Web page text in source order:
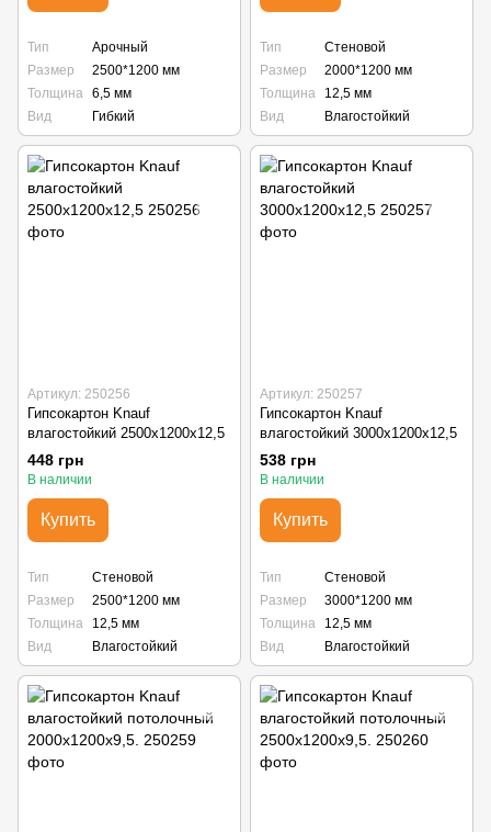
Тип
Арочный
Размер
2500*1200 мм
Толщина 6,5 мм
Вид
Гибкий
Тип
Стеновой
Размер
2000*1200 мм
Толщина
12,5 мм
Вид
Влагостойкий
Артикул: 250256
Гипсокартон Knauf
влагостойкий 2500x1200x12,5
448 грн
В наличии
Купить
Тип
Стеновой
Размер
2500*1200 мм
Толщина
12,5 мм
Вид
Влагостойкий
Артикул: 250257
Гипсокартон Knauf
влагостойкий 3000x1200x12,5
538 грн
В наличии
Купить
Тип
Стеновой
Размер
3000*1200 мм
Толщина
12,5 мм
Вид
Влагостойкий